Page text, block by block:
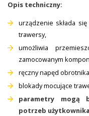
Opis techniczny:
urządzenie składa
trawersy,
umożliwia
zamocowanym
ręczny napęd
blokady mocujące
parametry mogą
potrzeb